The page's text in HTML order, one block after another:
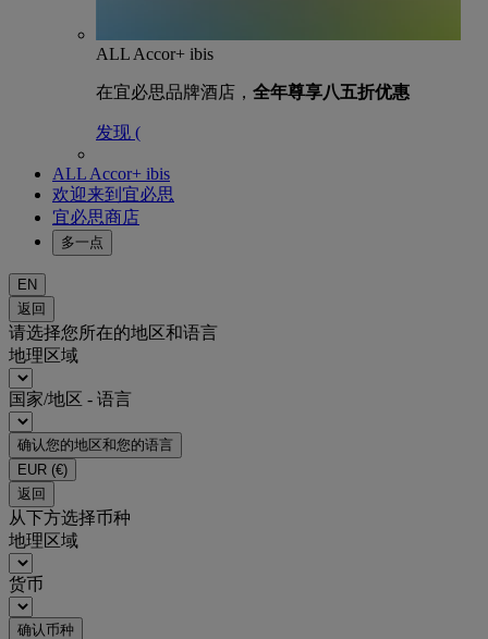
ALL Accor+ ibis
在宜必思品牌酒店， 全年尊享八五折优惠
发现 (
ALL Accor+ ibis
欢迎来到宜必思
宜必思商店
多一点
EN
返回
请选择您所在的地区和语言
地理区域
国家/地区 - 语言
确认您的地区和您的语言
EUR (€)
返回
从下方选择币种
地理区域
货币
确认币种